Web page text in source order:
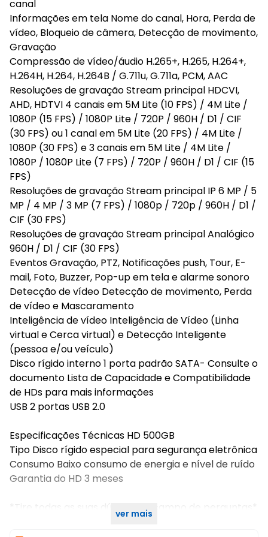
canal
Informações em tela Nome do canal, Hora, Perda de
vídeo, Bloqueio de câmera, Detecção de movimento,
Gravação
Compressão de vídeo/áudio H.265+, H.265, H.264+,
H.264H, H.264, H.264B / G.711u, G.711a, PCM, AAC
Resoluções de gravação Stream principal HDCVI,
AHD, HDTVI 4 canais em 5M Lite (10 FPS) / 4M Lite /
1080P (15 FPS) / 1080P Lite / 720P / 960H / D1 / CIF
(30 FPS) ou 1 canal em 5M Lite (20 FPS) / 4M Lite /
1080P (30 FPS) e 3 canais em 5M Lite / 4M Lite /
1080P / 1080P Lite (7 FPS) / 720P / 960H / D1 / CIF (15
FPS)
Resoluções de gravação Stream principal IP 6 MP / 5
MP / 4 MP / 3 MP (7 FPS) / 1080p / 720p / 960H / D1 /
CIF (30 FPS)
Resoluções de gravação Stream principal Analógico
960H / D1 / CIF (30 FPS)
Eventos Gravação, PTZ, Notificações push, Tour, E-
mail, Foto, Buzzer, Pop-up em tela e alarme sonoro
Detecção de vídeo Detecção de movimento, Perda
de vídeo e Mascaramento
Inteligência de vídeo Inteligência de Vídeo (Linha
virtual e Cerca virtual) e Detecção Inteligente
(pessoa e/ou veículo)
Disco rígido interno 1 porta padrão SATA- Consulte o
documento Lista de Capacidade e Compatibilidade
de HDs para mais informações
USB 2 portas USB 2.0
Especificações Técnicas HD 500GB
Tipo Disco rígido especial para segurança eletrônica
Consumo Baixo consumo de energia e nível de ruído
Garantia do HD 3 meses
*Tire todas as suas dúvidas no campo de perguntas*
ver mais